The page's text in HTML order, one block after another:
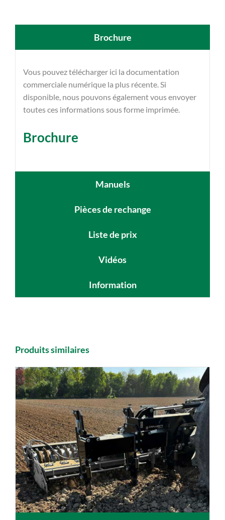
Brochure
Vous pouvez télécharger ici la documentation
commerciale numérique la plus récente. Si
disponible, nous pouvons également vous envoyer
toutes ces informations sous forme imprimée.
Brochure
Manuels
Pièces de rechange
Liste de prix
Vidéos
Information
Produits similaires
DETAILS